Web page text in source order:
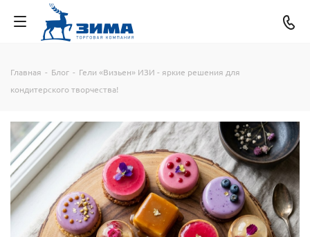
Главная - Блог - Гели «Визьен» ИЗИ - яркие решения для
кондитерского творчества!